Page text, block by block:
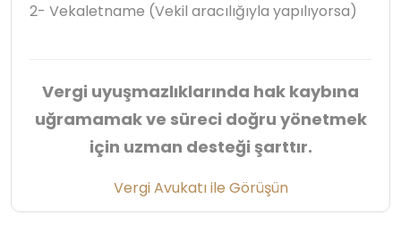
2- Vekaletname (Vekil aracılığıyla yapılıyorsa)
Vergi uyuşmazlıklarında hak kaybına
uğramamak ve süreci doğru yönetmek
için uzman desteği şarttır.
Vergi Avukatı ile Görüşün